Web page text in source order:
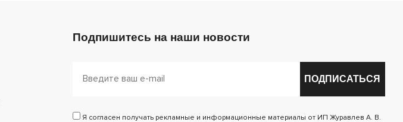
Подпишитесь на наши новости
ПОДПИСАТЬСЯ
Я согласен получать рекламные и информационные материалы от ИП Журавлев А. В.